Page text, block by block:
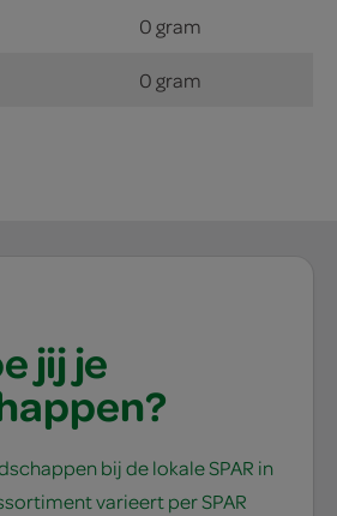
0 gram
0 gram
jij je
bij de lokale SPAR in
varieert per SPAR